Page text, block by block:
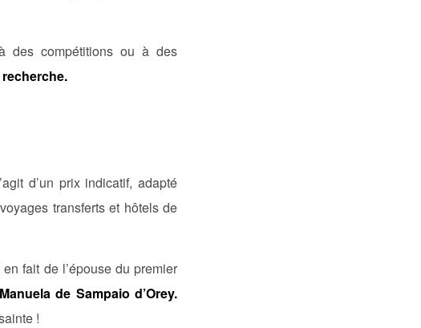
des compétitions ou à des
d’un prix indicatif, adapté
transferts et hôtels de
fait de l’épouse du premier
de Sampaio d’Orey.
!